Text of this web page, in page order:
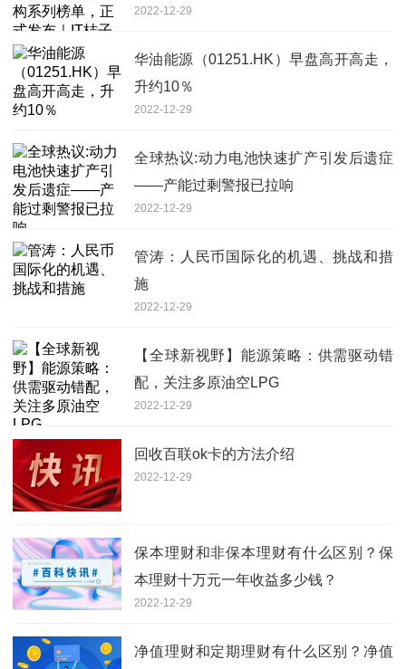
2022-12-29
华油能源（01251.HK）早盘高开高走，
升约10％
2022-12-29
全球热议:动力电池快速扩产引发后遗症
——产能过剩警报已拉响
2022-12-29
管涛：人民币国际化的机遇、挑战和措
施
2022-12-29
【全球新视野】能源策略：供需驱动错
配，关注多原油空LPG
2022-12-29
回收百联ok卡的方法介绍
2022-12-29
保本理财和非保本理财有什么区别？保
本理财十万元一年收益多少钱？
2022-12-29
净值理财和定期理财有什么区别？净值